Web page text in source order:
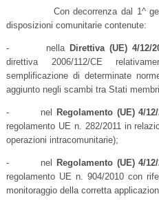
Con decorrenza dal 1^
disposizioni comunitarie contenute:
- nella Direttiva (UE) 4/12/
direttiva 2006/112/CE
semplificazione di determinate
aggiunto negli scambi tra Stati
- nel Regolamento (UE) 4/
regolamento UE n. 282/2011 in
operazioni intracomunitarie);
- nel Regolamento (UE) 4/
regolamento UE n. 904/2010 con
monitoraggio della corretta